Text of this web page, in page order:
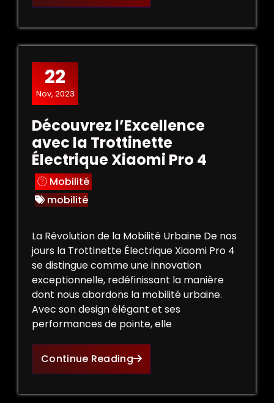
22
Nov, 2023
Découvrez l’Excellence
avec la Trottinette
Électrique Xiaomi Pro 4
Mobilité
mobilité
La Révolution de la Mobilité Urbaine De nos
jours la Trottinette Électrique Xiaomi Pro 4
se distingue comme une innovation
exceptionnelle, redéfinissant la manière
dont nous abordons la mobilité urbaine.
Avec son design élégant et ses
performances de pointe, elle
Continue Reading